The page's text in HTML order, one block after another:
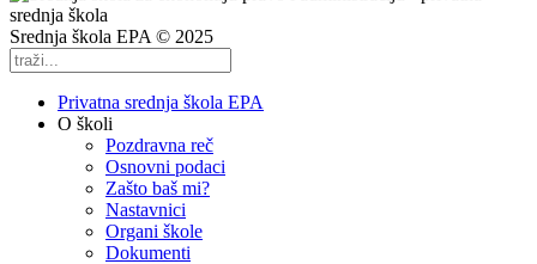
Srednja škola EPA © 2025
Privatna srednja škola EPA
O školi
Pozdravna reč
Osnovni podaci
Zašto baš mi?
Nastavnici
Organi škole
Dokumenti